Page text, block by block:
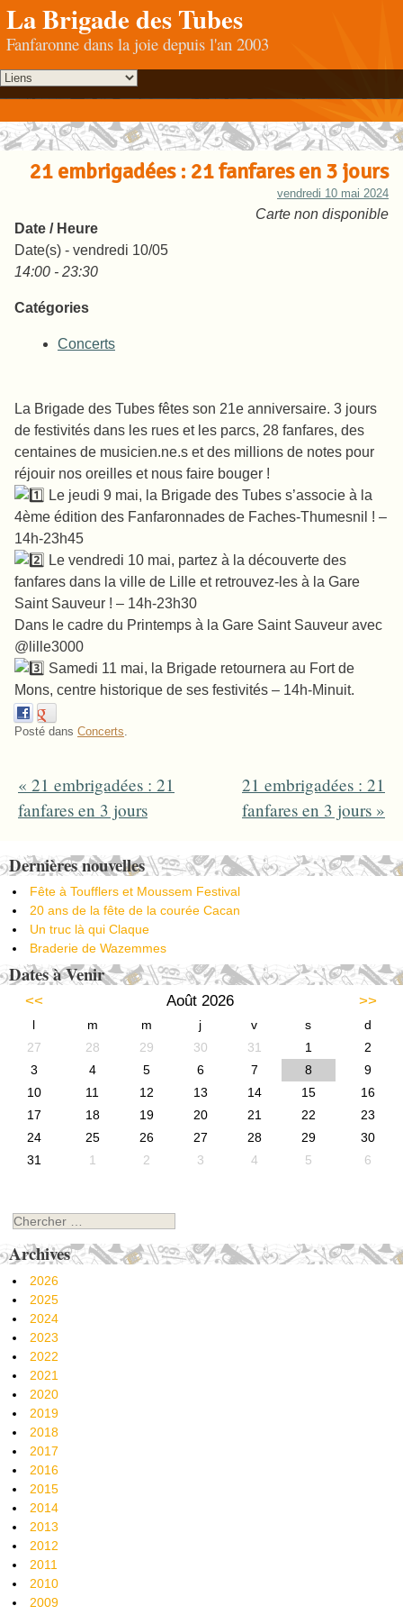
La Brigade des Tubes
Fanfaronne dans la joie depuis l'an 2003
21 embrigadées : 21 fanfares en 3 jours
vendredi 10 mai 2024
Carte non disponible
Date / Heure
Date(s) - vendredi 10/05
14:00 - 23:30
Catégories
Concerts
La Brigade des Tubes fêtes son 21e anniversaire. 3 jours
de festivités dans les rues et les parcs, 28 fanfares, des
centaines de musicien.ne.s et des millions de notes pour
réjouir nos oreilles et nous faire bouger !
Le jeudi 9 mai, la Brigade des Tubes s’associe à la
4ème édition des Fanfaronnades de Faches-Thumesnil ! –
14h-23h45
Le vendredi 10 mai, partez à la découverte des
fanfares dans la ville de Lille et retrouvez-les à la Gare
Saint Sauveur ! – 14h-23h30
Dans le cadre du Printemps à la Gare Saint Sauveur avec
@lille3000
Samedi 11 mai, la Brigade retournera au Fort de
Mons, centre historique de ses festivités – 14h-Minuit.
Posté dans Concerts
Post navigation
« 21 embrigadées : 21
fanfares en 3 jours
21 embrigadées : 21
fanfares en 3 jours »
Dernières nouvelles
Fête à Toufflers et Moussem Festival
20 ans de la fête de la courée Cacan
Un truc là qui Claque
Braderie de Wazemmes
Dates à Venir
<< Août 2026 >>
l m m j v s
d
27
28 29 30 31 1
2
3
4 5 6 7 8
9
10
11 12 13 14 15
16
17
18 19 20 21 22
23
24
25 26 27 28 29
30
31
1 2 3 4 5 6
Chercher
Archives
2026
2025
2024
2023
2022
2021
2020
2019
2018
2017
2016
2015
2014
2013
2012
2011
2010
2009